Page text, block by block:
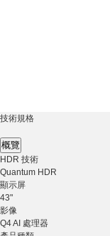
技術規格
概覽
HDR 技術
Quantum HDR
顯示屏
43"
影像
Q4 AI 處理器